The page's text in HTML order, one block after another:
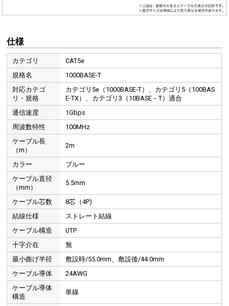
仕様
カテゴリ
CAT5e
規格名
1000BASE-T
対応カテゴ
リ・規格
カテゴリ5e（1000BASE-T）、カテゴリ5（100BAS
E-TX）、カテゴリ3（10BASE－T）適合
通信速度
1Gbps
周波数特性
100MHz
ケーブル長
（m）
2m
カラー
ブルー
ケーブル直径
（mm）
5.5mm
ケーブル芯数
8芯（4P)
結線仕様
ストレート結線
ケーブル構造
UTP
十字介在
無
最小曲げ半径
敷設時/55.0mm、敷設後/44.0mm
ケーブル導体
24AWG
ケーブル導体
構造
単線